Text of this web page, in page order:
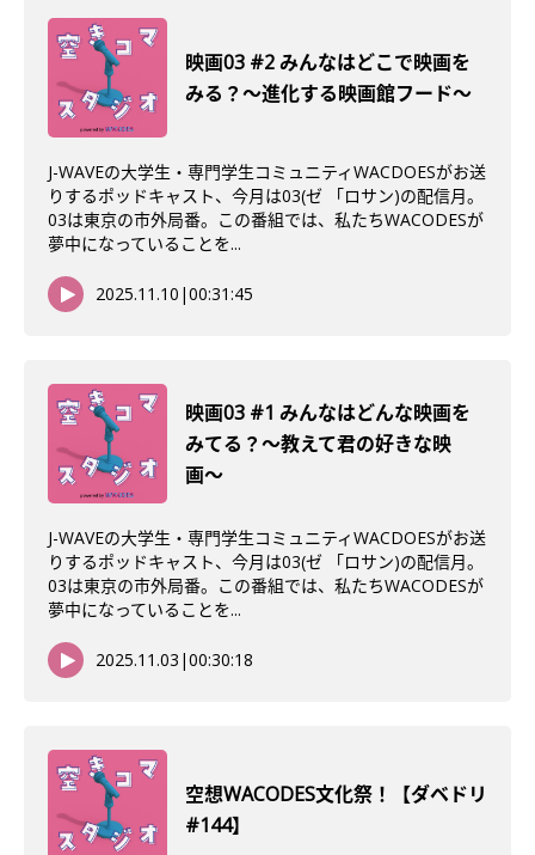
映画03 #2 みんなはどこで映画を
みる？〜進化する映画館フード〜
J-WAVEの大学生・専門学生コミュニティWACDOESがお送
りするポッドキャスト、今月は03(ゼ 「ロサン)の配信月。
03は東京の市外局番。この番組では、私たちWACODESが
夢中になっていることを...
2025.11.10 |00:31:45
映画03 #1 みんなはどんな映画を
みてる？〜教えて君の好きな映
画〜
J-WAVEの大学生・専門学生コミュニティWACDOESがお送
りするポッドキャスト、今月は03(ゼ 「ロサン)の配信月。
03は東京の市外局番。この番組では、私たちWACODESが
夢中になっていることを...
2025.11.03 |00:30:18
空想WACODES文化祭！【ダベドリ
#144】